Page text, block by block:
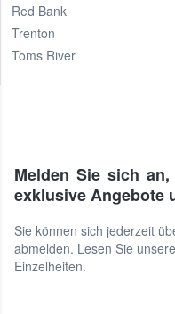
Red Bank
Trenton
Toms River
Melden Sie sich
exklusive Angebote
Sie können sich jederzeit
abmelden. Lesen Sie unsere
Einzelheiten.